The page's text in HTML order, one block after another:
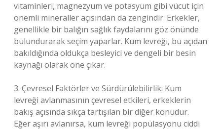
vitaminleri, magnezyum ve potasyum gibi vücut için
önemli mineraller açısından da zengindir. Erkekler,
genellikle bir balığın sağlık faydalarını göz önünde
bulundurarak seçim yaparlar. Kum levreği, bu açıdan
bakıldığında oldukça besleyici ve dengeli bir besin
kaynağı olarak öne çıkar.
3. Çevresel Faktörler ve Sürdürülebilirlik: Kum
levreği avlanmasının çevresel etkileri, erkeklerin
bakış açısında sıkça tartışılan bir diğer konudur.
Eğer aşırı avlanırsa, kum levreği popülasyonu ciddi